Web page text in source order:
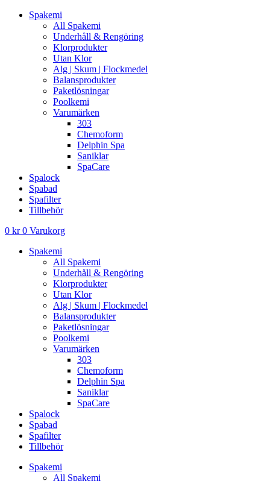
Spakemi
All Spakemi
Underhåll & Rengöring
Klorprodukter
Utan Klor
Alg | Skum | Flockmedel
Balansprodukter
Paketlösningar
Poolkemi
Varumärken
303
Chemoform
Delphin Spa
Saniklar
SpaCare
Spalock
Spabad
Spafilter
Tillbehör
0 kr 0 Varukorg
Spakemi
All Spakemi
Underhåll & Rengöring
Klorprodukter
Utan Klor
Alg | Skum | Flockmedel
Balansprodukter
Paketlösningar
Poolkemi
Varumärken
303
Chemoform
Delphin Spa
Saniklar
SpaCare
Spalock
Spabad
Spafilter
Tillbehör
Spakemi
All Spakemi